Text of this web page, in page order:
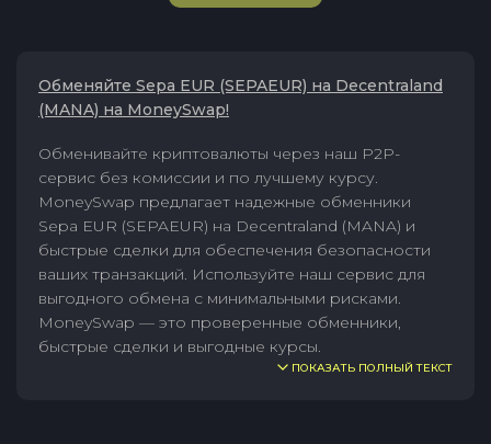
Обменяйте Sepa EUR (SEPAEUR) на Decentraland
(MANA) на MoneySwap!
Обменивайте криптовалюты через наш P2P-
сервис без комиссии и по лучшему курсу.
MoneySwap предлагает надежные обменники
Sepa EUR (SEPAEUR) на Decentraland (MANA) и
быстрые сделки для обеспечения безопасности
ваших транзакций. Используйте наш сервис для
выгодного обмена с минимальными рисками.
MoneySwap — это проверенные обменники,
быстрые сделки и выгодные курсы.
ПОКАЗАТЬ ПОЛНЫЙ ТЕКСТ